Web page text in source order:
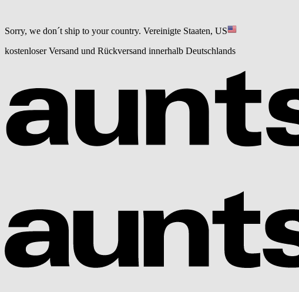
Sorry, we don´t ship to your country. Vereinigte Staaten, US
kostenloser Versand und Rückversand innerhalb Deutschlands